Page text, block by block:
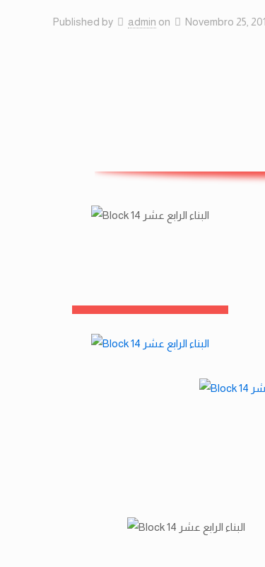
Published by admin on Novembro 25,